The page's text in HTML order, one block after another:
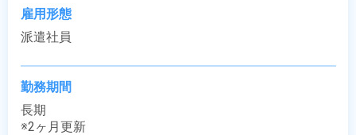
雇用形態
派遣社員
勤務期間
長期
※2ヶ月更新